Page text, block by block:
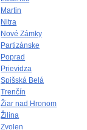
Martin
Nitra
Nové Zámky
Partizánske
Poprad
Prievidza
Spišská Belá
Trenčín
Žiar nad Hronom
Žilina
Zvolen